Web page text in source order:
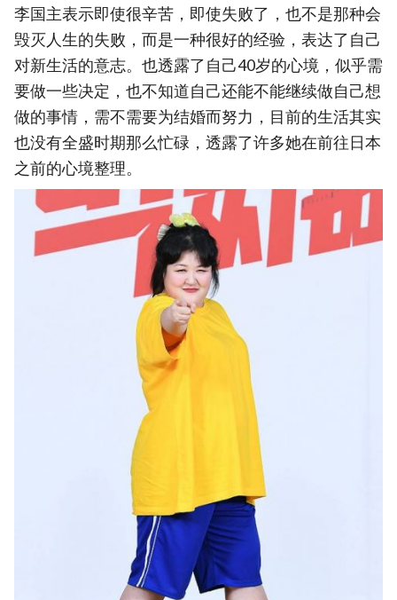
李国主表示即使很辛苦，即使失败了，也不是那种会
毁灭人生的失败，而是一种很好的经验，表达了自己
对新生活的意志。也透露了自己40岁的心境，似乎需
要做一些决定，也不知道自己还能不能继续做自己想
做的事情，需不需要为结婚而努力，目前的生活其实
也没有全盛时期那么忙碌，透露了许多她在前往日本
之前的心境整理。